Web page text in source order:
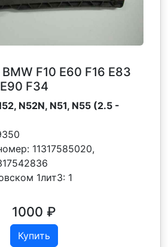
F10 E60 F16 E83
F34
N52N, N51, N55 (2.5 -
11317585020,
1лит3: 1
1000 ₽
Купить